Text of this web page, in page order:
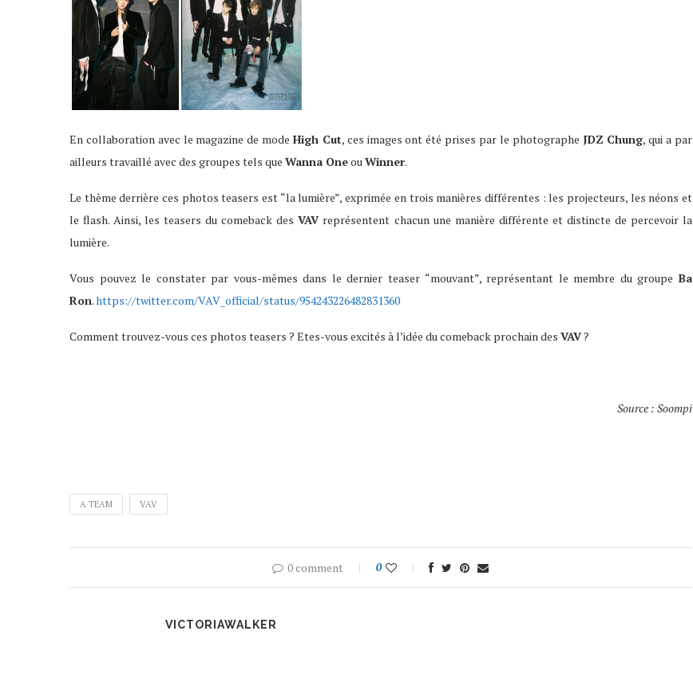
En collaboration avec le magazine de mode High Cut, ces images ont été prises par le photographe JDZ Chung, qui a par
ailleurs travaillé avec des groupes tels que Wanna OneouWinner.
Le thème derrière ces photos teasers est “la lumière”, exprimée en trois manières différentes : les projecteurs, les néons et
le flash. Ainsi, les teasers du comeback desVAVreprésentent chacun une manière différente et distincte de percevoir la
lumière.
Vous pouvez le constater par vous-mêmes dans le dernier teaser “mouvant”, représentant le membre du groupe Ba
Ron.https://twitter.com/VAV_official/status/954243226482831360
Comment trouvez-vous ces photos teasers ? Etes-vous excités à l’idée du comeback prochain des VAV?
Source : Soompi
A TEAM VAV
0 comment 0
VICTORIAWALKER